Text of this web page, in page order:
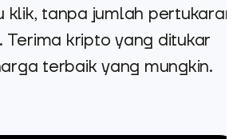
klik, tanpa jumlah
Terima kripto yang ditukar
terbaik yang mungkin.